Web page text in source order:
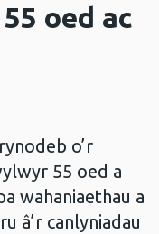
oed ac
o’r
55 oed a
wahaniaethau a
â’r canlyniadau